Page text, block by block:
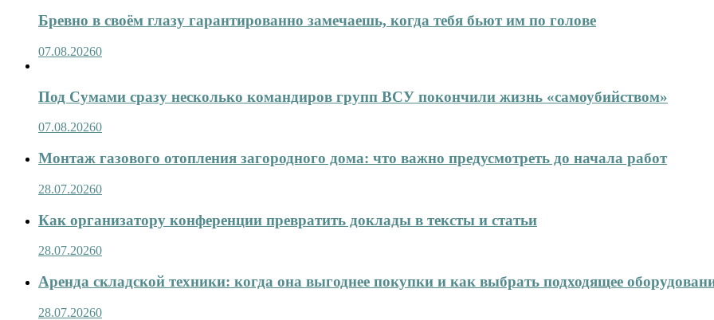
Бревно в своём глазу гарантированно замечаешь, когда тебя бьют им по голове
07.08.20260
Под Сумами сразу несколько командиров групп ВСУ покончили жизнь «самоубийством»
07.08.20260
Монтаж газового отопления загородного дома: что важно предусмотреть до начала работ
28.07.20260
Как организатору конференции превратить доклады в тексты и статьи
28.07.20260
Аренда складской техники: когда она выгоднее покупки и как выбрать подходящее
28.07.20260